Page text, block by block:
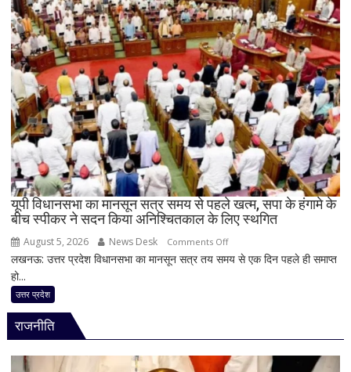
लगेगा
जैमर,
नकल
पर
लगेगी
हाईटेक
रोक;
ऑनलाइन
मूल्यांकन
समेत
कई
बड़े
बदलाव
यूपी विधानसभा का मानसून सत्र समय से पहले खत्म, सपा के हंगामे के
बीच स्पीकर ने सदन किया अनिश्चितकाल के लिए स्थगित
August 5, 2026 News Desk Comments Offon
यूपी
से
लखनऊ: उत्तर प्रदेश विधानसभा का मानसून सत्र तय समय से एक दिन पहले ही समाप्त
हो...
उत्तर प्रदेश
राजनीति